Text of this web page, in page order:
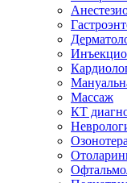
Массаж
КТ